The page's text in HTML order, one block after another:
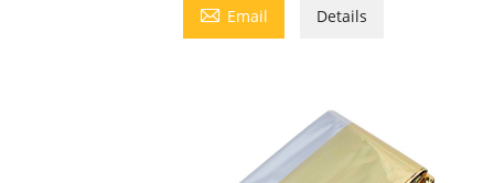
 Email Details